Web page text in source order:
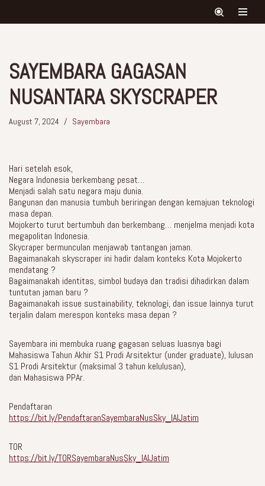
SAYEMBARA GAGASAN
NUSANTARA SKYSCRAPER
August 7, 2024 Sayembara
Hari setelah esok,
Negara Indonesia berkembang pesat…
Menjadi salah satu negara maju dunia.
Bangunan dan manusia tumbuh beriringan dengan kemajuan teknologi
masa depan.
Mojokerto turut bertumbuh dan berkembang… menjelma menjadi kota
megapolitan Indonesia.
Skycraper bermunculan menjawab tantangan jaman.
Bagaimanakah skyscraper ini hadir dalam konteks Kota Mojokerto
mendatang ?
Bagaimanakah identitas, simbol budaya dan tradisi dihadirkan dalam
tuntutan jaman baru ?
Bagaimanakah issue sustainability, teknologi, dan issue lainnya turut
terjalin dalam merespon konteks masa depan ?
Sayembara ini membuka ruang gagasan seluas luasnya bagi
Mahasiswa Tahun Akhir S1 Prodi Arsitektur (under graduate), lulusan
S1 Prodi Arsitektur (maksimal 3 tahun kelulusan),
dan Mahasiswa PPAr.
Pendaftaran
https://bit.ly/PendaftaranSayembaraNusSky_IAIJatim
TOR
https://bit.ly/TORSayembaraNusSky_IAIJatim